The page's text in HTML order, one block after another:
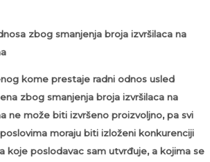
zbog smanjenja broja izvršilaca na
kome prestaje radni odnos usled
zbog smanjenja broja izvršilaca na
ne može biti izvršeno proizvoljno, pa svi
moraju biti izloženi konkurenciji
koje poslodavac sam utvrđuje, a kojima se